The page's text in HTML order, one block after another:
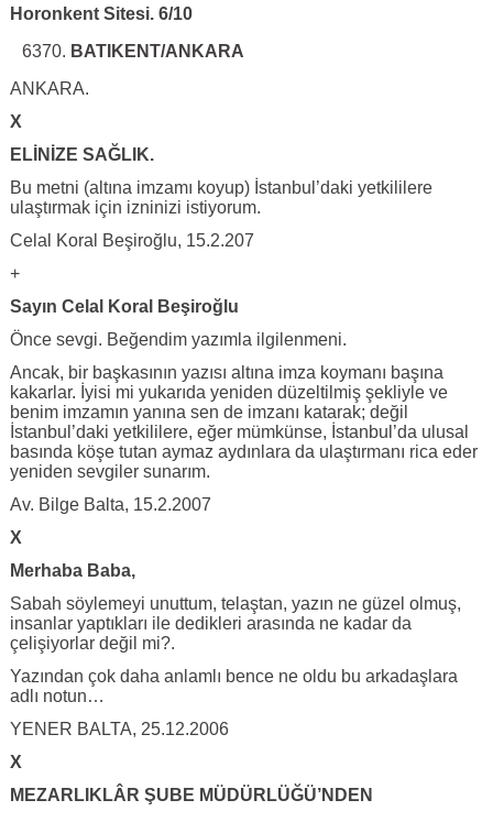
Horonkent Sitesi. 6/10
BATIKENT/ANKARA
ANKARA.
X
ELİNİZE SAĞLIK.
Bu metni (altına imzamı koyup) İstanbul’daki yetkililere
ulaştırmak için izninizi istiyorum.
Celal Koral Beşiroğlu, 15.2.207
+
Sayın Celal Koral Beşiroğlu
Önce sevgi. Beğendim yazımla ilgilenmeni.
Ancak, bir başkasının yazısı altına imza koymanı başına
kakarlar. İyisi mi yukarıda yeniden düzeltilmiş şekliyle ve
benim imzamın yanına sen de imzanı katarak; değil
İstanbul’daki yetkililere, eğer mümkünse, İstanbul’da ulusal
basında köşe tutan aymaz aydınlara da ulaştırmanı rica eder
yeniden sevgiler sunarım.
Av. Bilge Balta, 15.2.2007
X
Merhaba Baba,
Sabah söylemeyi unuttum, telaştan, yazın ne güzel olmuş,
insanlar yaptıkları ile dedikleri arasında ne kadar da
çelişiyorlar değil mi?.
Yazından çok daha anlamlı bence ne oldu bu arkadaşlara
adlı notun…
YENER BALTA, 25.12.2006
X
MEZARLIKLÂR ŞUBE MÜDÜRLÜĞÜ’NDEN